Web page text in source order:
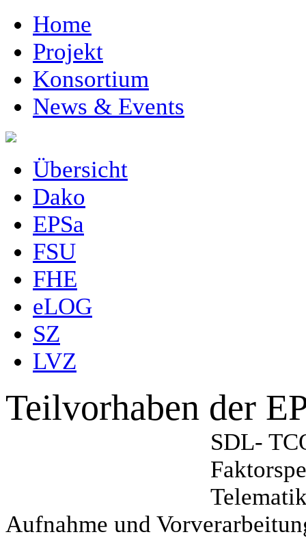
Home
Projekt
Konsortium
News & Events
Übersicht
Dako
EPSa
FSU
FHE
eLOG
SZ
LVZ
Teilvorhaben der
SDL-
Aufnahme und